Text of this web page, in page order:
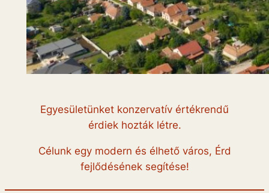
Egyesületünket konzervatív értékrendű
érdiek hozták létre.
Célunk egy modern és élhető város, Érd
fejlődésének segítése!